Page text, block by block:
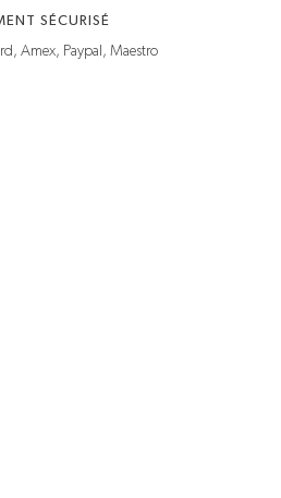
SÉCURISÉ
Amex, Paypal, Maestro